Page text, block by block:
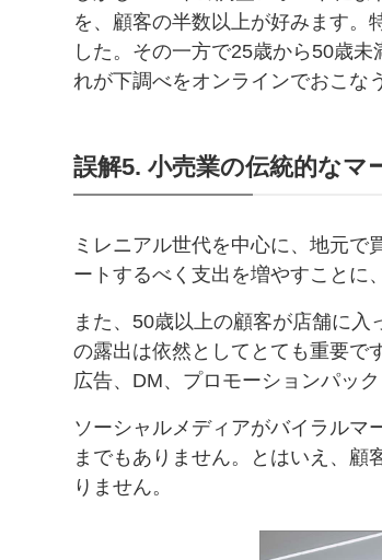
を、顧客の半数以上が好みます。
した。その一方で25歳から50歳
れが下調べをオンラインでおこな
誤解5. 小売業の伝統的なマ
ミレニアル世代を中心に、地元
ートするべく支出を増やすことに
また、50歳以上の顧客が店舗に
の露出は依然としてとても重要で
広告、DM、プロモーションパック
ソーシャルメディアがバイラルマ
までもありません。とはいえ、顧
りません。